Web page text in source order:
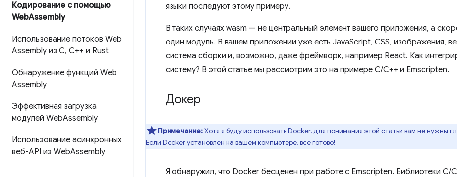
Кодирование с помощью
WebAssembly
Использование потоков Web
Assembly из C, C++ и Rust
Обнаружение функций Web
Assembly
Эффективная загрузка
модулей WebAssembly
Использование асинхронных
веб-API из WebAssembly
языки последуют этому примеру.
В таких случаях wasm — не центральный элемент вашего приложения, а
один модуль. В вашем приложении уже есть JavaScript, CSS, изображения,
система сборки и, возможно, даже фреймворк, например React. Как
систему? В этой статье мы рассмотрим это на примере C/C++ и Emscripten.
Докер
Примечание:Хотя я буду использовать Docker, для понимания этой статьи вам не нужны
Если Docker установлен на вашем компьютере, всё готово!
Я обнаружил, что Docker бесценен при работе с Emscripten. Библиотеки C/